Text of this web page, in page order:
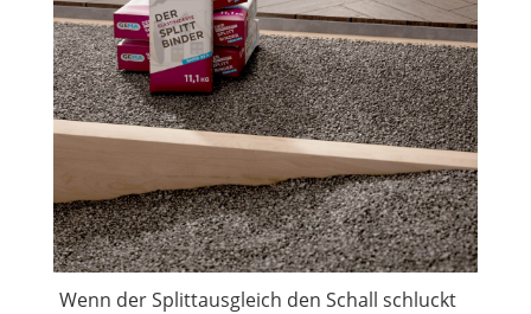
Wenn der Splittausgleich den Schall schluckt